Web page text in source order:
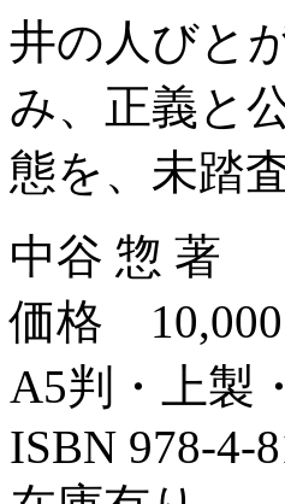
井の人びと
み、正義と
態を、未踏
中谷 惣 著
価格 10,000
A5判・上製
ISBN 978-